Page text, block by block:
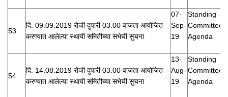
53
दि. 09.09.2019 रोजी दुपारी 03.00 वाजता आयोजित
करण्यात आलेल्या स्थायी समितीच्या सभेची सुचना
07-
Sep-
19
Standing
Committee
Agenda
54
दि. 14.08.2019 रोजी दुपारी 03.00 वाजता आयोजित
करण्यात आलेल्या स्थायी समितीच्या सभेची सुचना
13-
Aug-
19
Standing
Committee
Agenda